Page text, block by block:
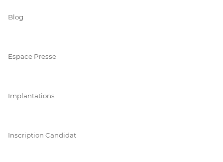
Blog
Espace Presse
Implantations
Inscription Candidat